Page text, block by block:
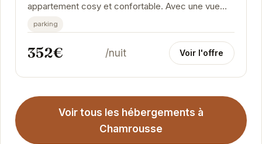
appartement cosy et confortable. Avec une vue
imprenable sur les montagnes, vous pourrez
profiter...
parking
352€ /nuit Voir l'offre
Voir tous les hébergements à
Chamrousse